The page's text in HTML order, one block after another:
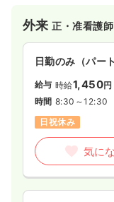
外来正・准看護師
日勤のみ（パート
給与 時給1,450円
時間 8:30～12:30
日祝休み
気に